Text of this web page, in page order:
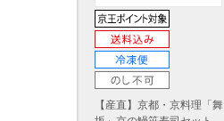
【産直】京都・京料理「舞